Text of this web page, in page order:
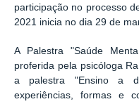
participação no processo
2021 inicia no dia 29 de
A Palestra "Saúde
proferida pela psicóloga
a palestra "Ensino a
experiências, formas e